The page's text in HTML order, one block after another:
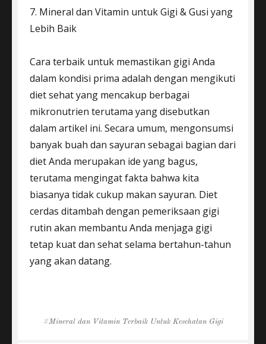
7. Mineral dan Vitamin untuk Gigi & Gusi yang
Lebih Baik
Cara terbaik untuk memastikan gigi Anda
dalam kondisi prima adalah dengan mengikuti
diet sehat yang mencakup berbagai
mikronutrien terutama yang disebutkan
dalam artikel ini. Secara umum, mengonsumsi
banyak buah dan sayuran sebagai bagian dari
diet Anda merupakan ide yang bagus,
terutama mengingat fakta bahwa kita
biasanya tidak cukup makan sayuran. Diet
cerdas ditambah dengan pemeriksaan gigi
rutin akan membantu Anda menjaga gigi
tetap kuat dan sehat selama bertahun-tahun
yang akan datang.
Tags
Mineral dan Vitamin Terbaik Untuk Kesehatan Gigi